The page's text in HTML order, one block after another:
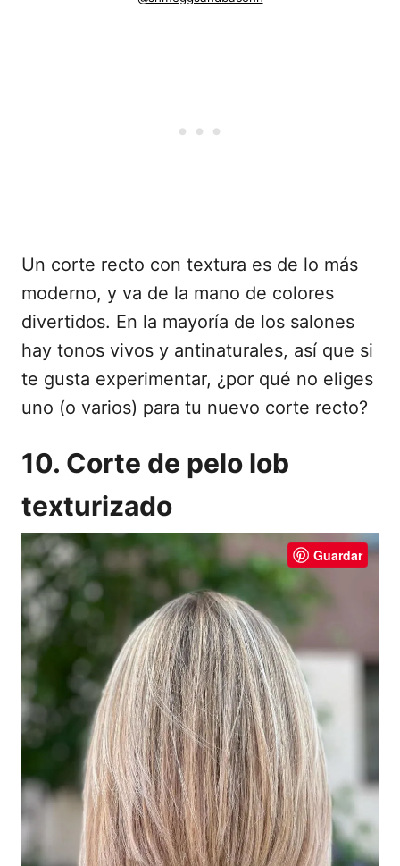
Un corte recto con textura es de lo más
moderno, y va de la mano de colores
divertidos. En la mayoría de los salones
hay tonos vivos y antinaturales, así que si
te gusta experimentar, ¿por qué no eliges
uno (o varios) para tu nuevo corte recto?
10. Corte de pelo lob
texturizado
Guardar